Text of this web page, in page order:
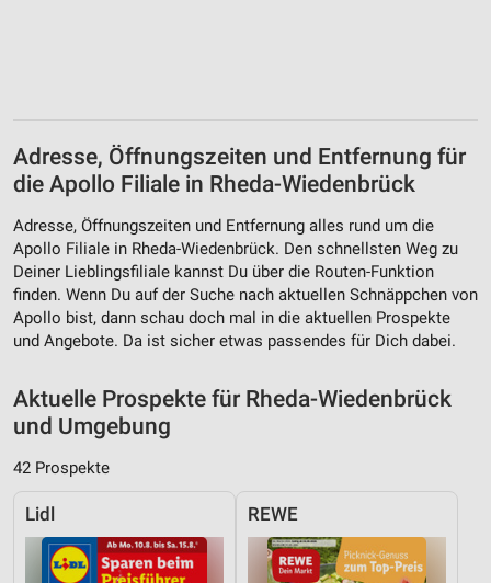
Adresse, Öffnungszeiten und Entfernung für
die Apollo Filiale in Rheda-Wiedenbrück
Adresse, Öffnungszeiten und Entfernung alles rund um die
Apollo Filiale in Rheda-Wiedenbrück. Den schnellsten Weg zu
Deiner Lieblingsfiliale kannst Du über die Routen-Funktion
finden. Wenn Du auf der Suche nach aktuellen Schnäppchen von
Apollo bist, dann schau doch mal in die aktuellen Prospekte
und Angebote. Da ist sicher etwas passendes für Dich dabei.
Aktuelle Prospekte für Rheda-Wiedenbrück
und Umgebung
42 Prospekte
Lidl REWE